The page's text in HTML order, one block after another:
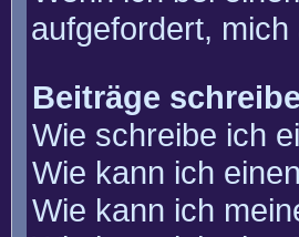
aufgefordert, mich
Beiträge
Wie schreibe ich
Wie kann ich
Wie kann ich